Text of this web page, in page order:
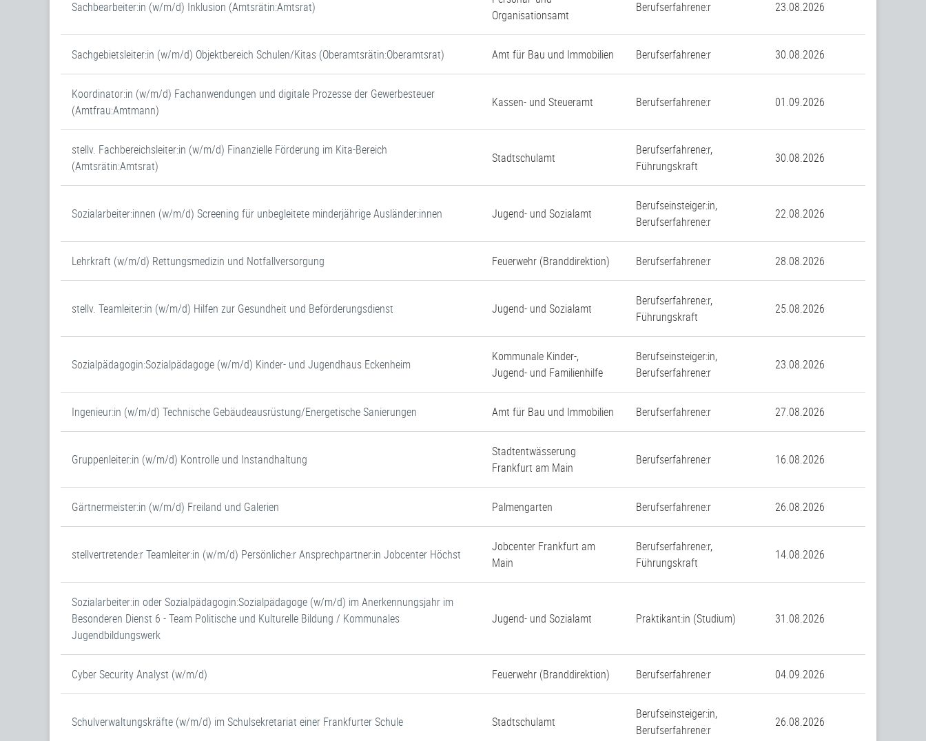
Sachbearbeiter:in (w/m/d) Inklusion (Amtsrätin:Amtsrat)
Organisationsamt
Berufserfahrene:r 23.08.2026
Sachgebietsleiter:in (w/m/d) Objektbereich Schulen/Kitas (Oberamtsrätin:Oberamtsrat) Amt für Bau und Immobilien Berufserfahrene:r 30.08.2026
Koordinator:in (w/m/d) Fachanwendungen und digitale Prozesse der Gewerbesteuer
(Amtfrau:Amtmann)
Kassen- und Steueramt Berufserfahrene:r 01.09.2026
stellv. Fachbereichsleiter:in (w/m/d) Finanzielle Förderung im Kita-Bereich
(Amtsrätin:Amtsrat)
Stadtschulamt
Berufserfahrene:r,
Führungskraft
30.08.2026
Sozialarbeiter:innen (w/m/d) Screening für unbegleitete minderjährige Ausländer:innen Jugend- und Sozialamt
Berufseinsteiger:in,
Berufserfahrene:r
22.08.2026
Lehrkraft (w/m/d) Rettungsmedizin und Notfallversorgung Feuerwehr (Branddirektion) Berufserfahrene:r 28.08.2026
stellv. Teamleiter:in (w/m/d) Hilfen zur Gesundheit und Beförderungsdienst Jugend- und Sozialamt
Berufserfahrene:r,
Führungskraft
25.08.2026
Sozialpädagogin:Sozialpädagoge (w/m/d) Kinder- und Jugendhaus Eckenheim
Kommunale Kinder-,
Jugend- und Familienhilfe
Berufseinsteiger:in,
Berufserfahrene:r
23.08.2026
Ingenieur:in (w/m/d) Technische Gebäudeausrüstung/Energetische Sanierungen Amt für Bau und Immobilien Berufserfahrene:r 27.08.2026
Gruppenleiter:in (w/m/d) Kontrolle und Instandhaltung
Stadtentwässerung
Frankfurt am Main
Berufserfahrene:r 16.08.2026
Gärtnermeister:in (w/m/d) Freiland und Galerien Palmengarten Berufserfahrene:r 26.08.2026
stellvertretende:r Teamleiter:in (w/m/d) Persönliche:r Ansprechpartner:in Jobcenter Höchst
Jobcenter Frankfurt am
Main
Berufserfahrene:r,
Führungskraft
14.08.2026
Sozialarbeiter:in oder Sozialpädagogin:Sozialpädagoge (w/m/d) im Anerkennungsjahr im
Besonderen Dienst 6 - Team Politische und Kulturelle Bildung / Kommunales
Jugendbildungswerk
Jugend- und Sozialamt Praktikant:in (Studium) 31.08.2026
Cyber Security Analyst (w/m/d) Feuerwehr (Branddirektion) Berufserfahrene:r 04.09.2026
Schulverwaltungskräfte (w/m/d) im Schulsekretariat einer Frankfurter Schule Stadtschulamt
Berufseinsteiger:in,
Berufserfahrene:r
26.08.2026